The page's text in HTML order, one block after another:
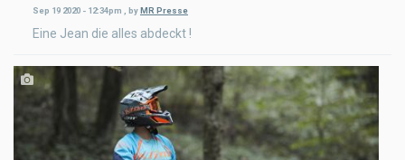
Sep 19 2020 - 12:34pm , byMR Presse
Eine Jean die alles abdeckt !